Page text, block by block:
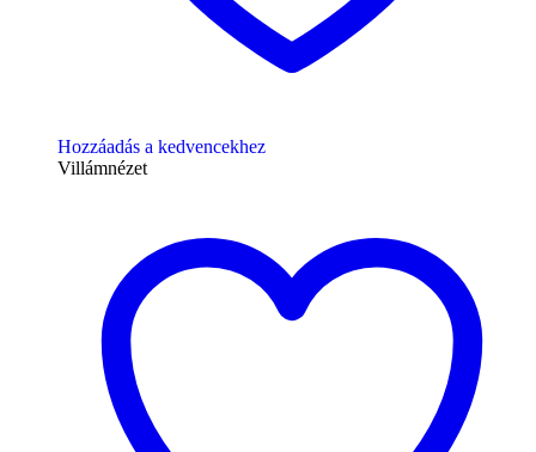
Hozzáadás a kedvencekhez
Villámnézet